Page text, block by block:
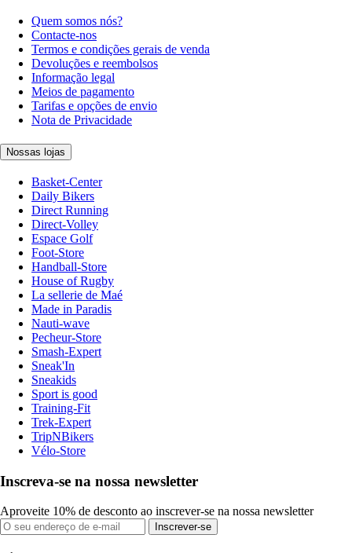
Quem somos nós?
Contacte-nos
Termos e condições gerais de venda
Devoluções e reembolsos
Informação legal
Meios de pagamento
Tarifas e opções de envio
Nota de Privacidade
Nossas lojas
Basket-Center
Daily Bikers
Direct Running
Direct-Volley
Espace Golf
Foot-Store
Handball-Store
House of Rugby
La sellerie de Maé
Made in Paradis
Nauti-wave
Pecheur-Store
Smash-Expert
Sneak'In
Sneakids
Sport is good
Training-Fit
Trek-Expert
TripNBikers
Vélo-Store
Inscreva-se na nossa newsletter
Aproveite 10% de desconto ao inscrever-se na nossa newsletter
Inscrever-se